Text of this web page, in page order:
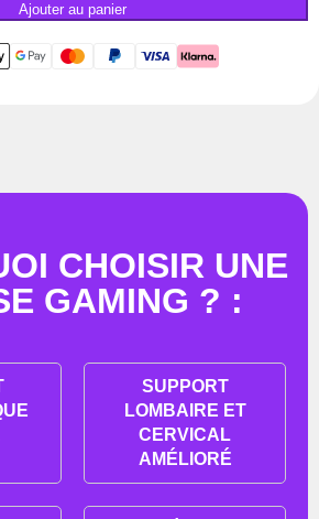
Ajouter au panier
CHOISIR UNE
GAMING ? :
SUPPORT
LOMBAIRE ET
CERVICAL
AMÉLIORÉ